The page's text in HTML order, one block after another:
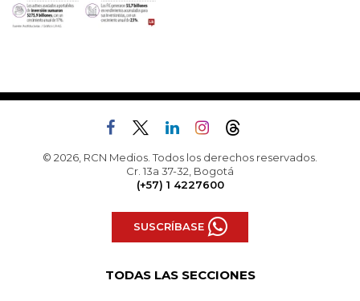
© 2026, RCN Medios. Todos los derechos reservados.
Cr. 13a 37-32, Bogotá
(+57) 1 4227600
SUSCRÍBASE
TODAS LAS SECCIONES